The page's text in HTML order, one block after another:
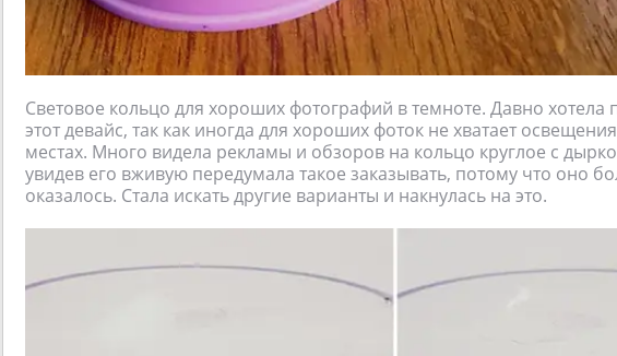
Световое кольцо для хороших фотографий в темноте. Давно хотела
этот девайс, так как иногда для хороших фоток не хватает
местах. Много видела рекламы и обзоров на кольцо круглое с
увидев его вживую передумала такое заказывать, потому что оно
оказалось. Стала искать другие варианты и накнулась на это.